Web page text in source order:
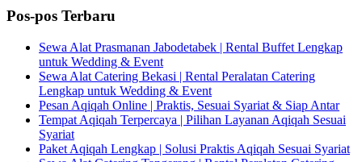
Pos-pos Terbaru
Sewa Alat Prasmanan Jabodetabek | Rental Buffet Lengkap
untuk Wedding & Event
Sewa Alat Catering Bekasi | Rental Peralatan Catering
Lengkap untuk Wedding & Event
Pesan Aqiqah Online | Praktis, Sesuai Syariat & Siap Antar
Tempat Aqiqah Terpercaya | Pilihan Layanan Aqiqah Sesuai
Syariat
Paket Aqiqah Lengkap | Solusi Praktis Aqiqah Sesuai Syariat